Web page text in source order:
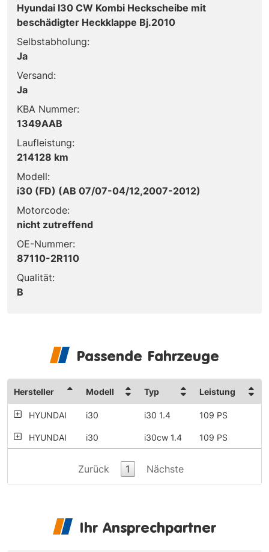
Hyundai I30 CW Kombi Heckscheibe mit
beschädigter Heckklappe Bj.2010
Selbstabholung:
Ja
Versand:
Ja
KBA Nummer:
1349AAB
Laufleistung:
214128 km
Modell:
i30 (FD) (AB 07/07-04/12,2007-2012)
Motorcode:
nicht zutreffend
OE-Nummer:
87110-2R110
Qualität:
B
Passende Fahrzeuge
Hersteller Modell Typ Leistung
HYUNDAI i30 i30 1.4 109 PS
HYUNDAI i30 i30cw 1.4 109 PS
Zurück 1 Nächste
Ihr Ansprechpartner